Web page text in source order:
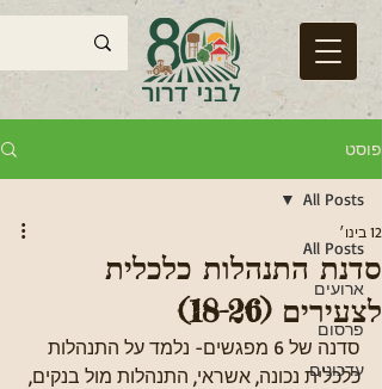
פוסט
All Posts
ארועים
פרסום
עדכונים
All Posts
סדנת התנהלות כלכלית
לצעירים (18-26)
12 בינו׳
סדנה של 6 מפגשים- נלמד על התנהלות
כלכלית נכונה, אשראי, התנהלות מול בנקים,